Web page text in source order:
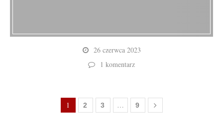
26 czerwca 2023
1 komentarz
1 2 3 … 9